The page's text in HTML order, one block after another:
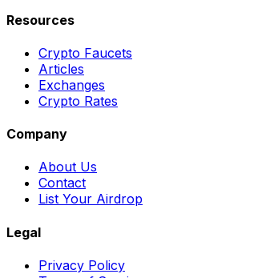
Resources
Crypto Faucets
Articles
Exchanges
Crypto Rates
Company
About Us
Contact
List Your Airdrop
Legal
Privacy Policy